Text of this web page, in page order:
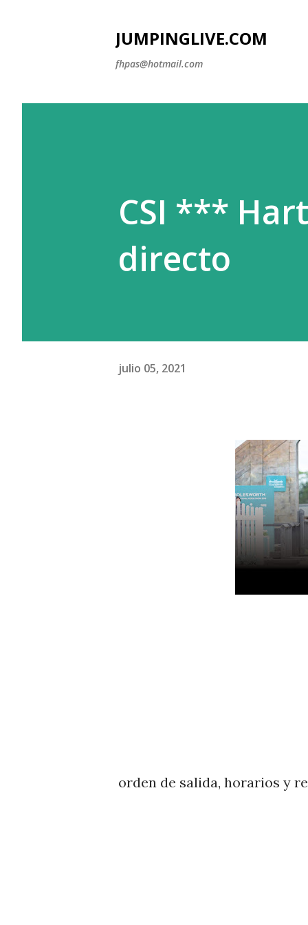
JUMPINGLIVE.COM
fhpas@hotmail.com
CSI ***
directo
julio 05, 2021
orden de salida, horarios y